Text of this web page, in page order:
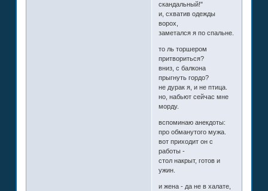
скандальный!"
и, схватив одежды
ворох,
заметался я по спальне.
то ль торшером
притвориться?
вниз, с балкона
прыгнуть гордо?
не дурак я, и не птица.
но, набьют сейчас мне
морду.
вспоминаю анекдоты:
про обманутого мужа.
вот приходит он с
работы -
стол накрыт, готов и
ужин.
и жена - да не в халате,